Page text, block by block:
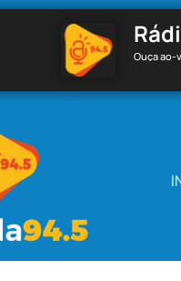
Ouça ao-
Alvorada 94.5 - Santa